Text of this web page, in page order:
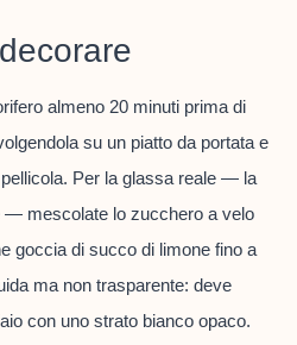
almeno 20 minuti prima di
su un piatto da portata e
Per la glassa reale — la
— mescolate lo zucchero a velo
goccia di succo di limone fino a
ma non trasparente: deve
con uno strato bianco opaco.